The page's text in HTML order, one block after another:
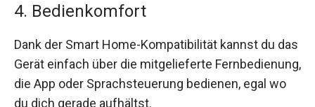
4. Bedienkomfort
Dank der Smart Home-Kompatibilität kannst du das
Gerät einfach über die mitgelieferte Fernbedienung,
die App oder Sprachsteuerung bedienen, egal wo
du dich gerade aufhältst.